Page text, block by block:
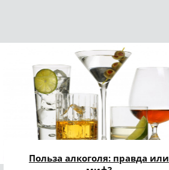
Польза алкоголя: правда или